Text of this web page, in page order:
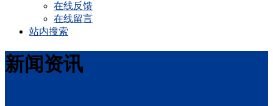
在线反馈
在线留言
站内搜索
新闻资讯